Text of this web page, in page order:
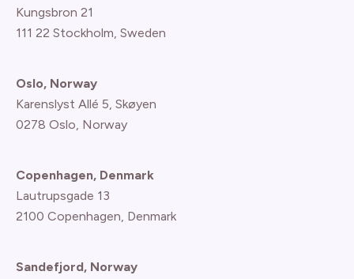
Kungsbron 21
111 22 Stockholm, Sweden
Oslo, Norway
Karenslyst Allé 5, Skøyen
0278 Oslo, Norway
Copenhagen, Denmark
Lautrupsgade 13
2100 Copenhagen, Denmark
Sandefjord, Norway